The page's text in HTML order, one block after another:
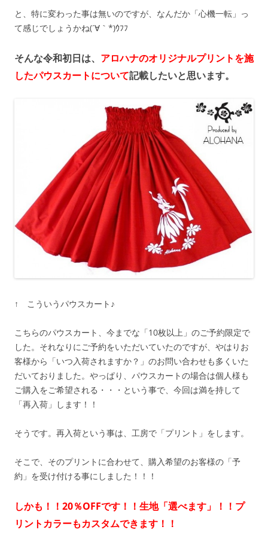
と、特に変わった事は無いのですが、なんだか「心機一転」っ
て感じでしょうかね(´∀｀*)ｳﾌﾌ
そんな令和初日は、 アロハナのオリジナルプリントを施
したパウスカートについて記載したいと思います。
↑ こういうパウスカート♪
こちらのパウスカート、今までな「10枚以上」のご予約限定で
した。それなりにご予約をいただいていたのですが、やはりお
客様から「いつ入荷されますか？」のお問い合わせも多くいた
だいておりました。やっぱり、パウスカートの場合は個人様も
ご購入をご希望される・・・という事で、今回は満を持して
「再入荷」します！！
そうです。再入荷という事は、工房で「プリント」をします。
そこで、そのプリントに合わせて、購入希望のお客様の「予
約」を受け付ける事にしました！！！
しかも！！20％OFFです！！生地「選べます」！！プ
リントカラーもカスタムできます！！